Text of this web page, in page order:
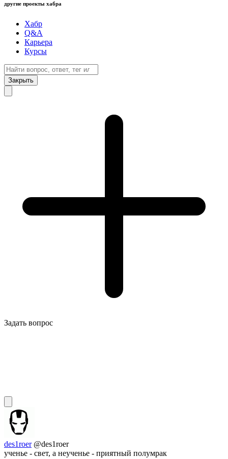
другие проекты хабра
Хабр
Q&A
Карьера
Курсы
Закрыть
Задать вопрос
des1roer @des1roer
ученье - свет, а неученье - приятный полумрак